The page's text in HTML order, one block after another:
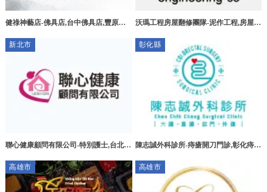
健祿神藝店-佛具店,台中佛具店,豐原佛
沃瑪工程房屋翻修團隊-泥作工程,房屋拆
新北市
聯心健康顧問有限公司-特別護士,台北特
彰化縣
陳志誠外科診所-痔瘡開刀門診,彰化痔瘡
高雄市
高雄市